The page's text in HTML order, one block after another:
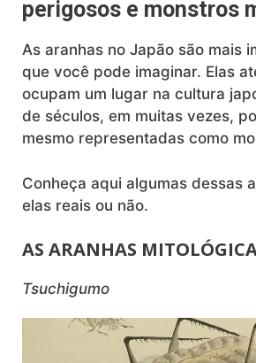
perigosos e monstros
As aranhas no Japão são mais
que você pode imaginar. Elas
ocupam um lugar na cultura
de séculos, em muitas vezes,
mesmo representadas como
Conheça aqui algumas dessas
elas reais ou não.
AS ARANHAS
Tsuchigumo